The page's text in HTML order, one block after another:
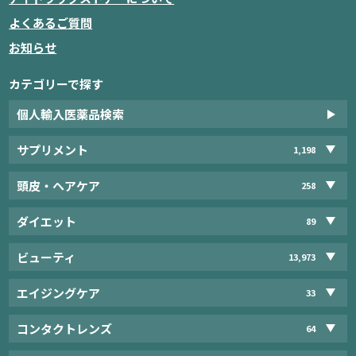
よくあるご質問
お知らせ
カテゴリーで探す
個人輸入医薬品検索
サプリメント 1,198
頭皮・ヘアケア 258
ダイエット 89
ビューティ 13,973
エイジングケア 33
コンタクトレンズ 64